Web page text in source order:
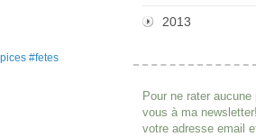
#fetes
2013
Pour ne rater
vous à ma
votre adresse email